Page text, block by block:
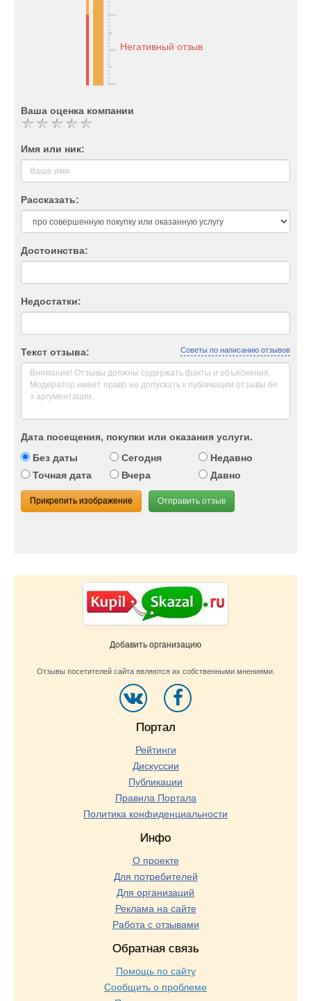
Негативный отзыв
Ваша оценка компании
Имя или ник:
Рассказать:
Достоинства:
Недостатки:
Текст отзыва: Советы по написанию отзывов
Дата посещения, покупки или оказания услуги.
Без даты
Сегодня
Недавно
Точная дата
Вчера Давно
Прикрепить изображение Отправить отзыв
Добавить организацию
Отзывы посетителей сайта являются их собственными мнениями.
Портал
Рейтинги
Дискуссии
Публикации
Правила Портала
Политика конфиденциальности
Инфо
О проекте
Для потребителей
Для организаций
Реклама на сайте
Работа с отзывами
Обратная связь
Помощь по сайту
Сообщить о проблеме